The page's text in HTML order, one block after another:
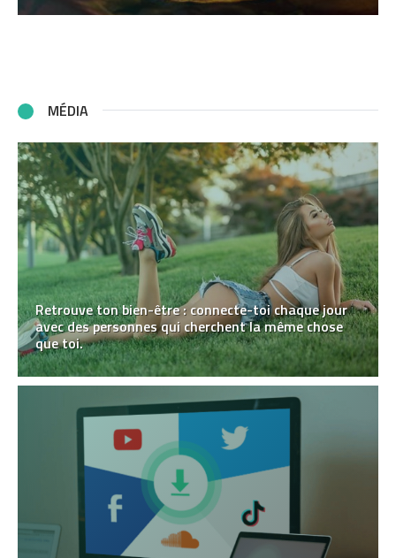
MÉDIA
Retrouve ton bien-être : connecte-toi chaque jour
avec des personnes qui cherchent la même chose
que toi.